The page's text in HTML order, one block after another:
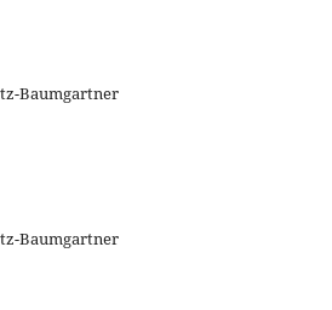
Baumgartner
Baumgartner